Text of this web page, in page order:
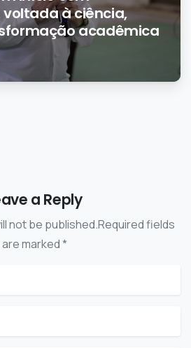
à ciência,
acadêmica
a Reply
not be published.Required fields
are marked *